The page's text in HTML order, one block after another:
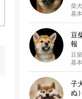
柴
基
豆
報
豆
基
子
ぬ）